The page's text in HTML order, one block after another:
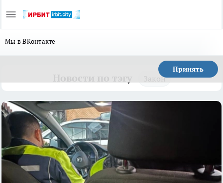
Мы в ВКонтакте
Принять
Закон